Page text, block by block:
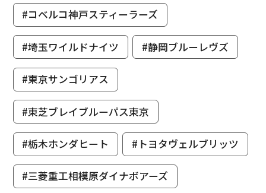
#コベルコ神戸スティーラーズ
#埼玉ワイルドナイツ #静岡ブルーレヴズ
#東京サンゴリアス
#東芝ブレイブルーパス東京
#栃木ホンダヒート #トヨタヴェルブリッツ
#三菱重工相模原ダイナボアーズ